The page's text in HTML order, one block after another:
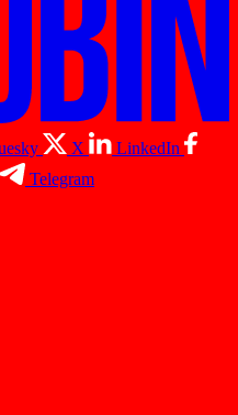
X
LinkedIn
Telegram